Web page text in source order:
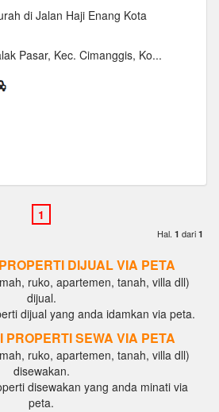
di Jalan Haji Enang Kota
Pasar, Kec. Cimanggis, Ko...
Hal. 1 dari 1
DIJUAL VIA PETA
ruko, apartemen, tanah, villa dll)
dijual.
dijual yang anda idamkan via peta.
PROPERTI SEWA VIA PETA
ruko, apartemen, tanah, villa dll)
disewakan.
disewakan yang anda minati via
peta.